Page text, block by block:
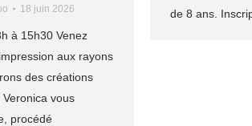
18 juin 2026
à 15h30 Venez
aux rayons
des créations
vous
procédé
de 8 ans.